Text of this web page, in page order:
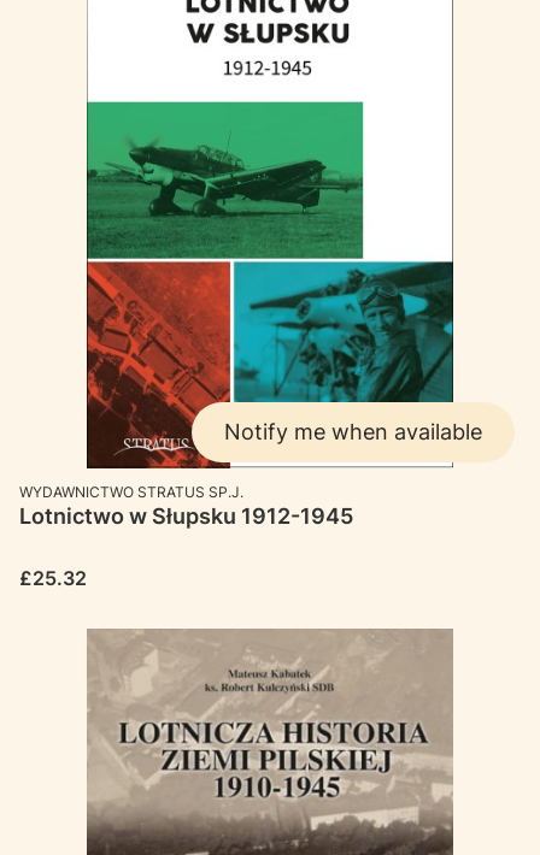
Notify me when available
MANUFACTURER
WYDAWNICTWO STRATUS SP.J.
Lotnictwo w Słupsku 1912-1945
Price
£25.32